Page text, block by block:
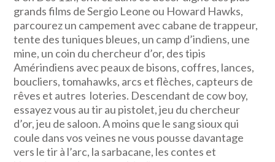
grands films de Sergio Leone ou Howard Hawks,
parcourez un campement avec cabane de trappeur,
tente des tuniques bleues, un camp d’indiens, une
mine, un coin du chercheur d’or, des tipis
Amérindiens avec peaux de bisons, coffres, lances,
boucliers, tomahawks, arcs et flèches, capteurs de
rêves et autres loteries. Descendant de cow boy,
essayez vous au tir au pistolet, jeu du chercheur
d’or, jeu de saloon. A moins que le sang sioux qui
coule dans vos veines ne vous pousse davantage
vers le tir à l’arc, la sarbacane, les contes et